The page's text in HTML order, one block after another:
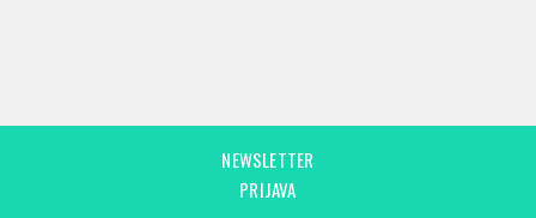
NEWSLETTER
PRIJAVA